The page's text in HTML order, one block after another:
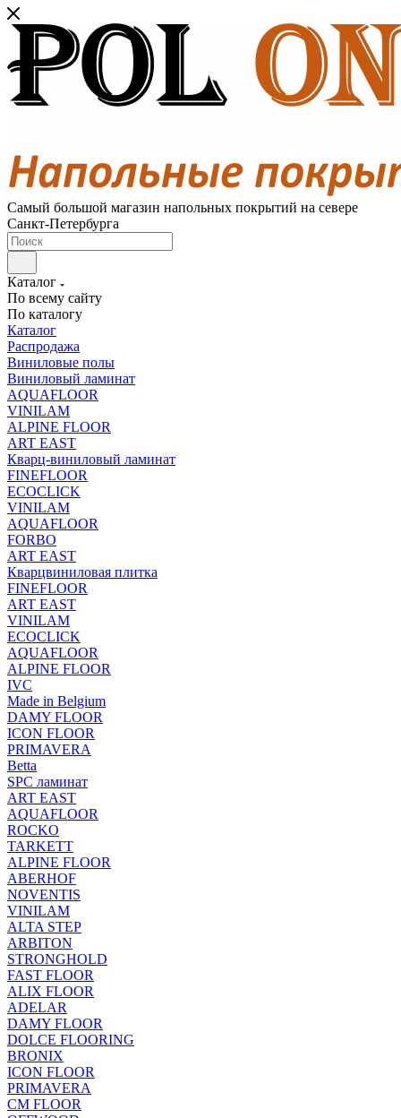
Самый большой магазин напольных покрытий на севере
Санкт-Петербурга
Каталог
По всему сайту
По каталогу
Каталог
Распродажа
Виниловые полы
Виниловый ламинат
AQUAFLOOR
VINILAM
ALPINE FLOOR
ART EAST
Кварц-виниловый ламинат
FINEFLOOR
ECOCLICK
VINILAM
AQUAFLOOR
FORBO
ART EAST
Кварцвиниловая плитка
FINEFLOOR
ART EAST
VINILAM
ECOCLICK
AQUAFLOOR
ALPINE FLOOR
IVC
Made in Belgium
DAMY FLOOR
ICON FLOOR
PRIMAVERA
Betta
SPC ламинат
ART EAST
AQUAFLOOR
ROCKO
TARKETT
ALPINE FLOOR
ABERHOF
NOVENTIS
VINILAM
ALTA STEP
ARBITON
STRONGHOLD
FAST FLOOR
ALIX FLOOR
ADELAR
DAMY FLOOR
DOLCE FLOORING
BRONIX
ICON FLOOR
PRIMAVERA
CM FLOOR